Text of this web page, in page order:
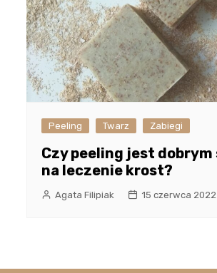
Peeling Twarz Zabiegi
Czy peeling jest dobrym
na leczenie krost?
Agata Filipiak 15 czerwca 2022